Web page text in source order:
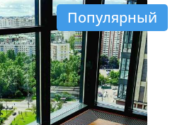
Популярный